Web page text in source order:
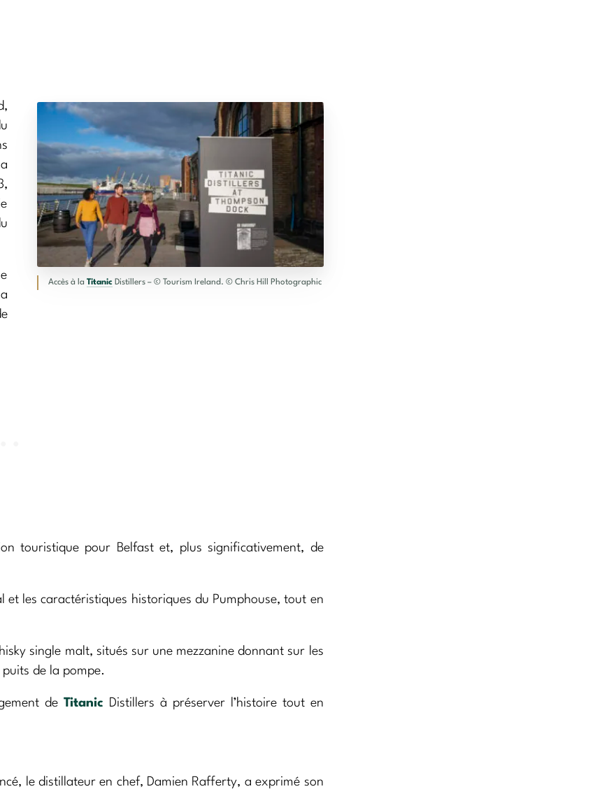
Accès à la TitanicDistillers – © Tourism Ireland. © Chris Hill Photographic
touristique pour Belfast et, plus significativement, de
et les caractéristiques historiques du Pumphouse, tout en
single malt, situés sur une mezzanine donnant sur les
de la pompe.
de Titanic Distillers à préserver l’histoire tout en
le distillateur en chef, Damien Rafferty, a exprimé son